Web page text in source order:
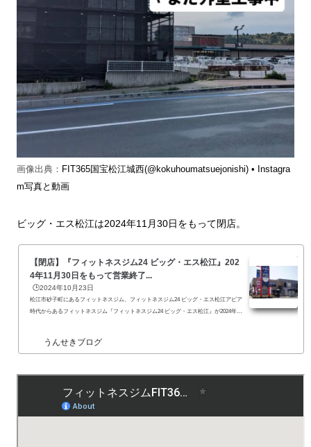
画像出典： FIT365国宝松江城西(@kokuhoumatsuejonishi) • Instagra
m写真と動画
ビッグ・エス松江は2024年11月30日をもって閉店。
【閉店】『フィットネスジム24 ビッグ・エス松江』202
4年11月30日をもって営業終了...
🕒️2024年10月23日
松江市砂子町にあるフィットネスジム、フィットネスジム24 ビッグ・エス松江アピア
時代からあるフィットネスジム『フィットネスジム24 ビッグ・エス松江』が2024年11
うんせきブログ